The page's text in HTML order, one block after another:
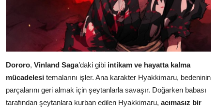
Dororo, Vinland Saga’daki gibi intikam ve hayatta kalma
mücadelesi temalarını işler. Ana karakter Hyakkimaru, bedeninin
parçalarını geri almak için şeytanlarla savaşır. Doğarken babası
tarafından şeytanlara kurban edilen Hyakkimaru, acımasız bir